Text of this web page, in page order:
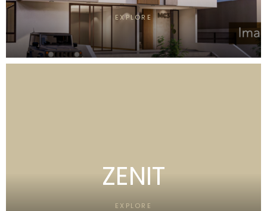
EXPLORE
ZENIT
EXPLORE